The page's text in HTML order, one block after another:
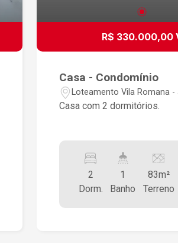
R$ 330.000,00
Casa - Condomínio
Loteamento Vila Romana -
Casa com 2 dormitórios.
2
Dorm.
1
Banho
83m²
Terreno